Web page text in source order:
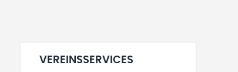
VEREINSSERVICES